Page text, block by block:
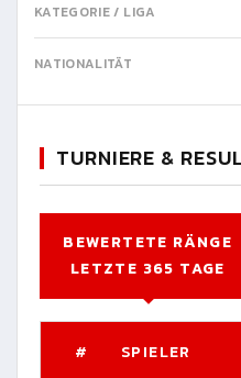
KATEGORIE / LIGA
NATIONALITÄT
TURNIERE &
BEWERTETE RÄNGE
LETZTE 365 TAGE
# SPIELER